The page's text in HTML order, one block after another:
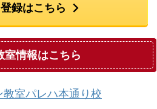
録はこちら
室情報はこちら
室パレハ本通り校